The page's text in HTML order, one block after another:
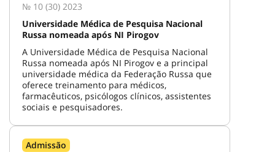
№ 10 (30) 2023
Universidade Médica de Pesquisa Nacional
Russa nomeada após NI Pirogov
A Universidade Médica de Pesquisa Nacional
Russa nomeada após NI Pirogov e a principal
universidade médica da Federação Russa que
oferece treinamento para médicos,
farmacêuticos, psicólogos clínicos, assistentes
sociais e pesquisadores.
Admissão